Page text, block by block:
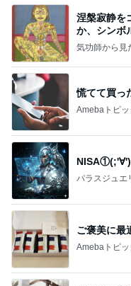
涅槃寂静を
か、シンボ
ことが
気功師から見
慌てて買っ
Amebaトピッ
NISA①(;'∀')
パラスジュエ
ご褒美に最
Amebaトピッ